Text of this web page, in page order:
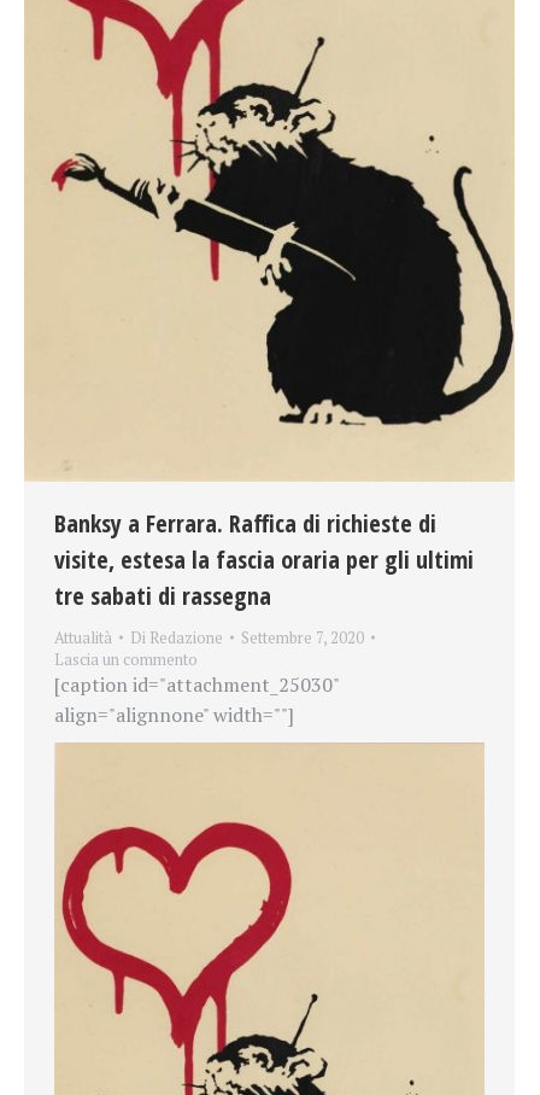
Banksy a Ferrara. Raffica di richieste di
visite, estesa la fascia oraria per gli ultimi
tre sabati di rassegna
Attualità Di Redazione
Settembre 7, 2020
Lascia un commento
[caption id="attachment_25030"
align="alignnone" width=""]